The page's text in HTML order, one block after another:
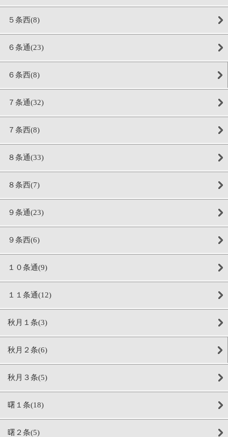
５条西(8)
６条通(23)
６条西(8)
７条通(32)
７条西(8)
８条通(33)
８条西(7)
９条通(23)
９条西(6)
１０条通(9)
１１条通(12)
秋月１条(3)
秋月２条(6)
秋月３条(5)
曙１条(18)
曙２条(5)